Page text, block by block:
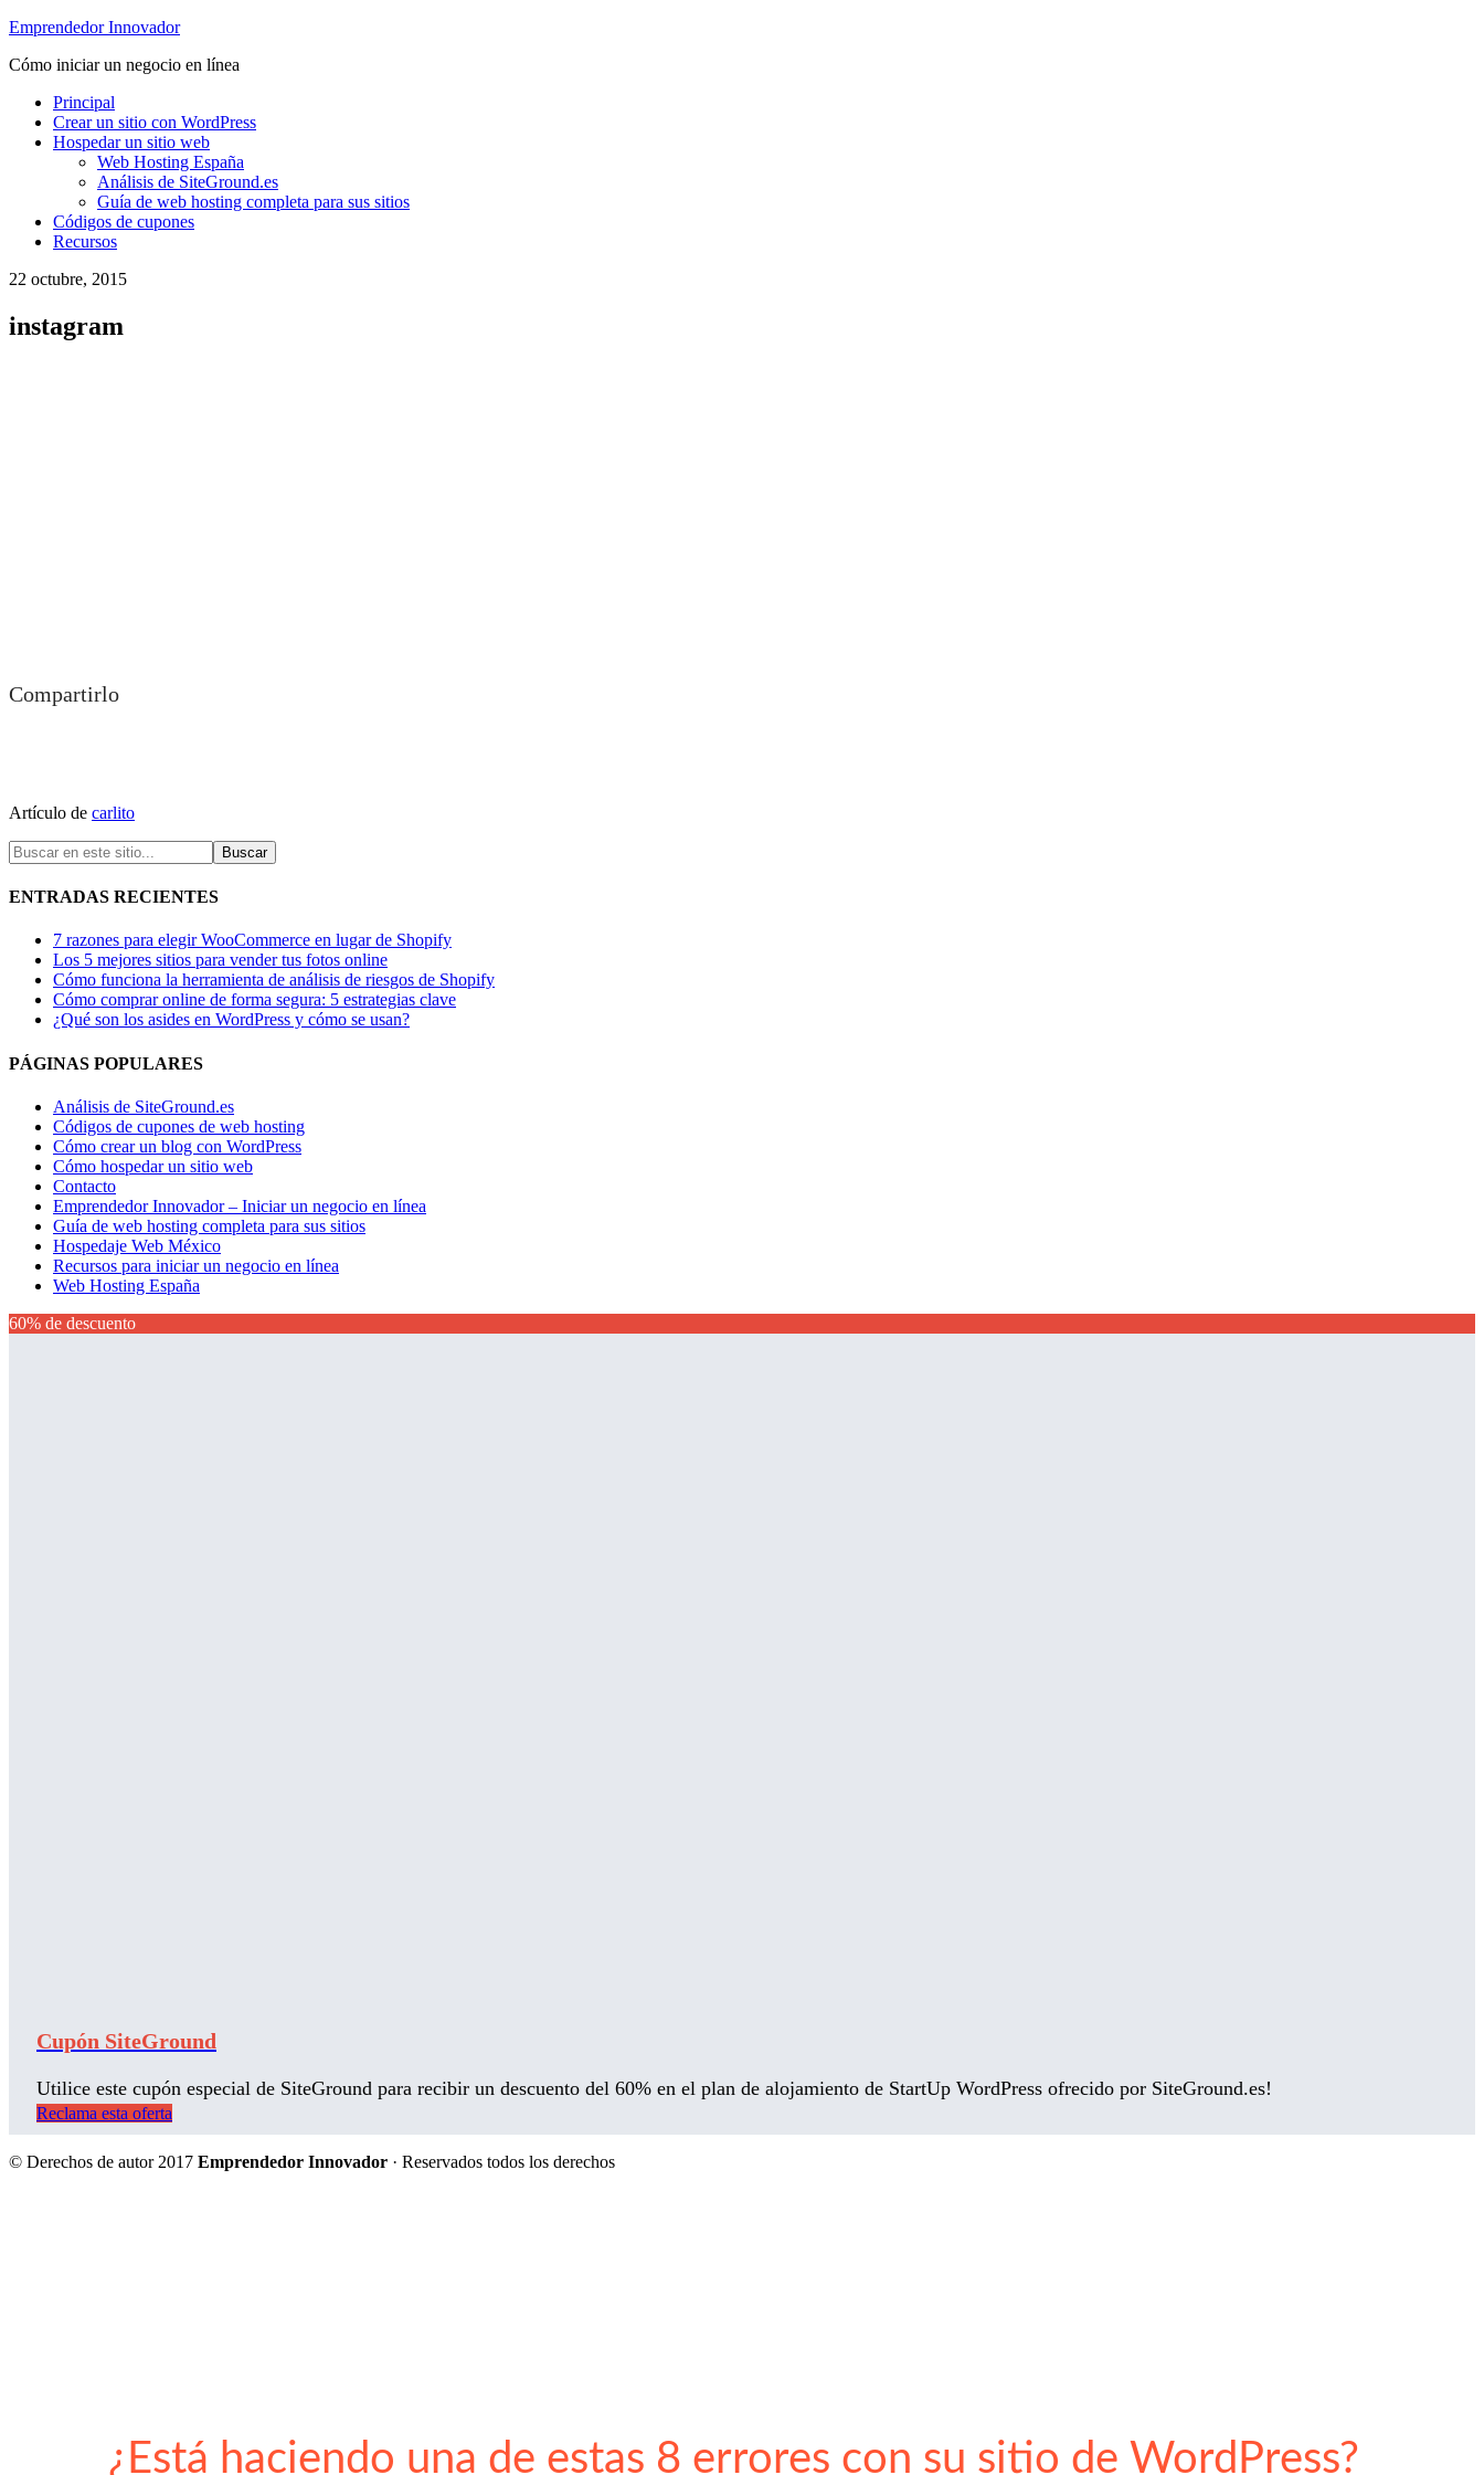
Emprendedor Innovador
Cómo iniciar un negocio en línea
Principal
Crear un sitio con WordPress
Hospedar un sitio web
Web Hosting España
Análisis de SiteGround.es
Guía de web hosting completa para sus sitios
Códigos de cupones
Recursos
22 octubre, 2015
instagram
Compartirlo
Artículo de carlito
ENTRADAS RECIENTES
7 razones para elegir WooCommerce en lugar de Shopify
Los 5 mejores sitios para vender tus fotos online
Cómo funciona la herramienta de análisis de riesgos de Shopify
Cómo comprar online de forma segura: 5 estrategias clave
¿Qué son los asides en WordPress y cómo se usan?
PÁGINAS POPULARES
Análisis de SiteGround.es
Códigos de cupones de web hosting
Cómo crear un blog con WordPress
Cómo hospedar un sitio web
Contacto
Emprendedor Innovador – Iniciar un negocio en línea
Guía de web hosting completa para sus sitios
Hospedaje Web México
Recursos para iniciar un negocio en línea
Web Hosting España
60% de descuento
Cupón SiteGround
Utilice este cupón especial de SiteGround para recibir un descuento del 60% en el plan de alojamiento de StartUp WordPress ofrecido por SiteGround.es!
Reclama esta oferta
© Derechos de autor 2017 Emprendedor Innovador · Reservados todos los derechos
¿Está haciendo una de estas 8 errores con su sitio de WordPress?